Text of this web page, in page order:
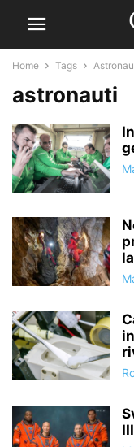
Home Tags
astronauti